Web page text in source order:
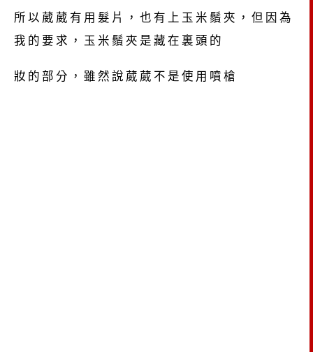
所以葳葳有用髮片，也有上玉米鬚夾，但因為
我的要求，玉米鬚夾是藏在裏頭的
妝的部分，雖然說葳葳不是使用噴槍